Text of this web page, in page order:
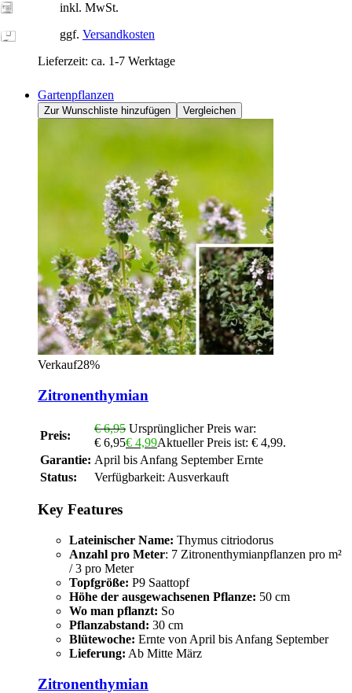
inkl. MwSt.
ggf. Versandkosten
Lieferzeit: ca. 1-7 Werktage
Gartenpflanzen
Zur Wunschliste hinzufügen Vergleichen
Verkauf28%
Zitronenthymian
Preis:
€6,95 Ursprünglicher Preis war:
€ 6,95€ 4,99Aktueller Preis ist: € 4,99.
Garantie: April bis Anfang September Ernte
Status:
Verfügbarkeit: Ausverkauft
Key Features
Lateinischer Name: Thymus citriodorus
Anzahl pro Meter: 7 Zitronenthymianpflanzen pro m²
/ 3 pro Meter
Topfgröße: P9 Saattopf
Höhe der ausgewachsenen Pflanze: 50 cm
Wo man pflanzt: So
Pflanzabstand: 30 cm
Blütewoche: Ernte von April bis Anfang September
Lieferung: Ab Mitte März
Zitronenthymian